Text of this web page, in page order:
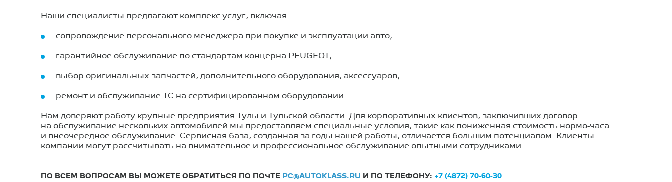
Наши специалисты предлагают комплекс услуг, включая:
сопровождение персонального менеджера при покупке и эксплуатации авто;
гарантийное обслуживание по стандартам концерна PEUGEOT;
выбор оригинальных запчастей, дополнительного оборудования, аксессуаров;
ремонт и обслуживание ТС на сертифицированном оборудовании.
Нам доверяют работу крупные предприятия Тулы и Тульской области. Для корпоративных клиентов, заключивших договор
на обслуживание нескольких автомобилей мы предоставляем специальные условия, такие как пониженная стоимость нормо-часа
и внеочередное обслуживание. Сервисная база, созданная за годы нашей работы, отличается большим потенциалом. Клиенты
компании могут рассчитывать на внимательное и профессиональное обслуживание опытными сотрудниками.
ПО ВСЕМ ВОПРОСАМ ВЫ МОЖЕТЕ ОБРАТИТЬСЯ ПО ПОЧТЕ PC@AUTOKLASS.RU И ПО ТЕЛЕФОНУ: +7 (4872) 70-60-30